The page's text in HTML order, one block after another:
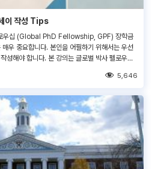
이 작성 Tips
우십 (Global PhD Fellowship, GPF) 장학금
우 중요합니다. 본인을 어필하기 위해서는 우선
성해야 합니다. 본 강의는 글로벌 박사 펠로우십
드러낼 수 있는 […]
5,646